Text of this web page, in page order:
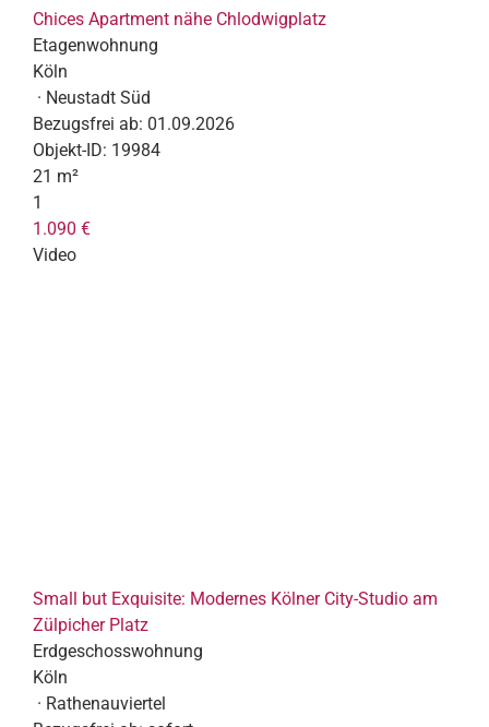
Chices Apartment nähe Chlodwigplatz
Etagenwohnung
Köln
· Neustadt Süd
Bezugsfrei ab: 01.09.2026
Objekt-ID: 19984
21 m²
1
1.090 €
Video
Small but Exquisite: Modernes Kölner City-Studio am
Zülpicher Platz
Erdgeschosswohnung
Köln
· Rathenauviertel